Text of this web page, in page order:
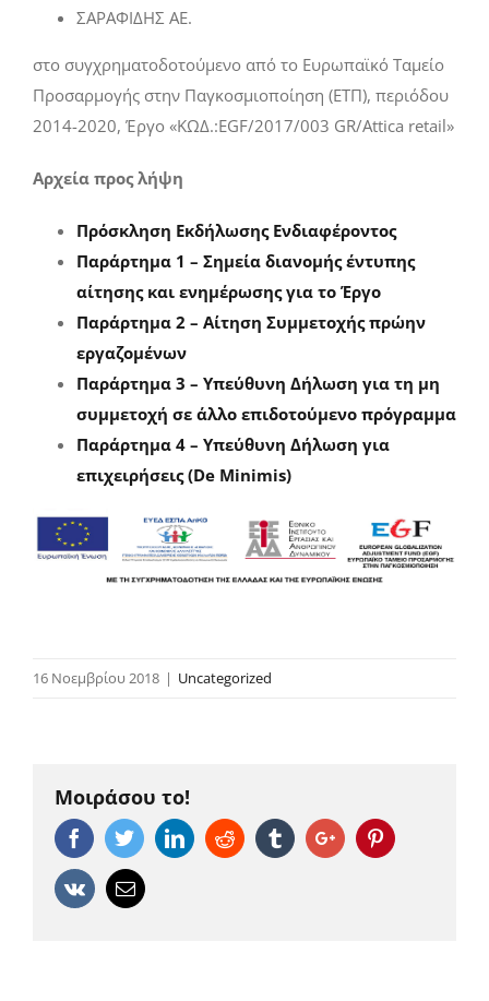
ΣΑΡΑΦΙΔΗΣ ΑΕ.
στο συγχρηματοδοτούμενο από το Ευρωπαϊκό Ταμείο
Προσαρμογής στην Παγκοσμιοποίηση (ΕΤΠ), περιόδου
2014-2020, Έργο «ΚΩΔ.:EGF/2017/003 GR/Attica retail»
Αρχεία προς λήψη
Πρόσκληση Εκδήλωσης Ενδιαφέροντος
Παράρτημα 1 – Σημεία διανομής έντυπης
αίτησης και ενημέρωσης για το Έργο
Παράρτημα 2 – Αίτηση Συμμετοχής πρώην
εργαζομένων
Παράρτημα 3 – Υπεύθυνη Δήλωση για τη μη
συμμετοχή σε άλλο επιδοτούμενο πρόγραμμα
Παράρτημα 4 – Υπεύθυνη Δήλωση για
επιχειρήσεις (De Minimis)
16 Νοεμβρίου 2018 | Uncategorized
Μοιράσου το!
FacebookTwitterLinkedinReddit TumblrGoogle+Pinterest
Vk Email